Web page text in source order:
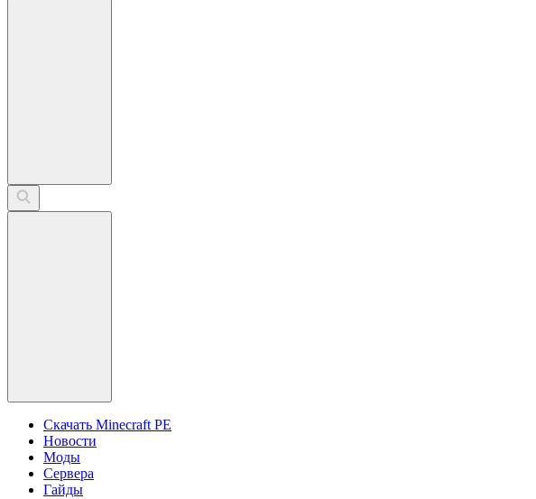
Скачать Minecraft PE
Новости
Моды
Сервера
Гайды